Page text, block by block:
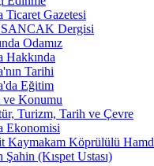
Ticaret Gazetesi
Dergisi
Odamız
Hakkında
Tarihi
Eğitim
ve Konumu
Turizm, Tarih ve Çevre
Ekonomisi
Kaymakam Köprülülü
Şahin (Kıspet Ustası)